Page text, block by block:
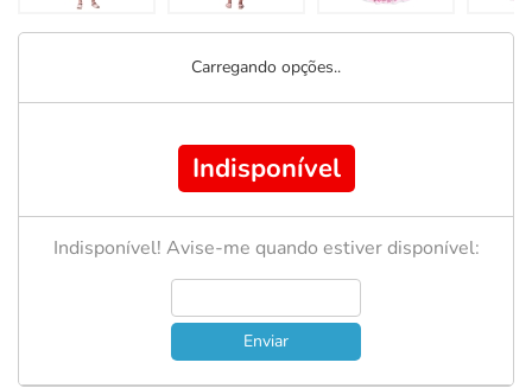
Carregando opções..
Indisponível
Indisponível! Avise-me quando estiver disponível:
Enviar